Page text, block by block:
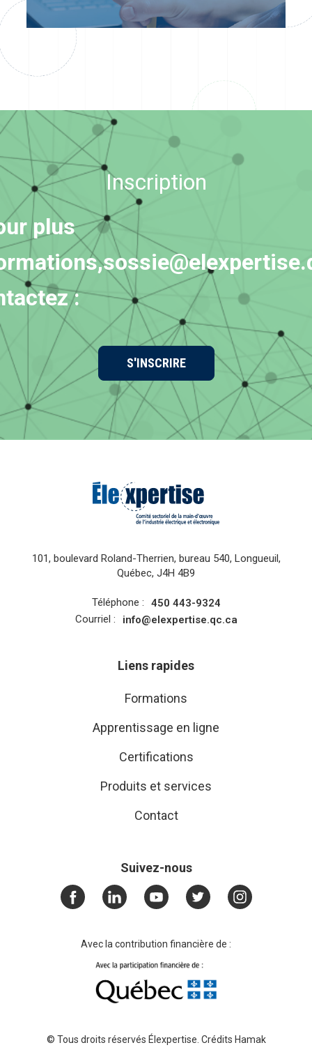
Inscription
plus
:
S'INSCRIRE
101, boulevard Roland-Therrien, bureau 540, Longueuil,
Québec, J4H 4B9
Téléphone :
450 443-9324
Courriel :
info@elexpertise.qc.ca
Liens rapides
Formations
Apprentissage en ligne
Certifications
Produits et services
Contact
Suivez-nous
Avec la contribution financière de :
© Tous droits réservés Élexpertise. Crédits Hamak